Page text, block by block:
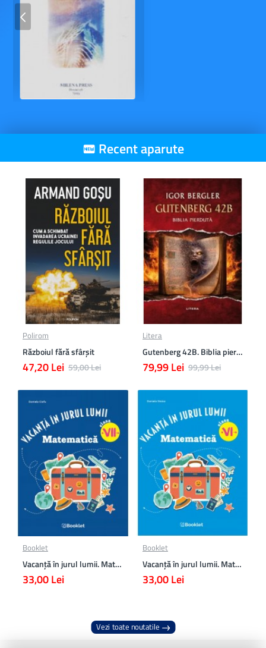
Recent aparute
Polirom
Războiul fără sfârşit
47,20 Lei 59,00 Lei
Litera
Gutenberg 42B. Biblia pierduta
79,99 Lei 99,99 Lei
Booklet
Vacanță în jurul lumii. Matematică clasa a VII-a – EDIȚIA 2026
33,00 Lei
Booklet
Vacanță în jurul lumii. Matematică clasa a VI-a – EDIȚIA 2026
33,00 Lei
Vezi toate noutatile